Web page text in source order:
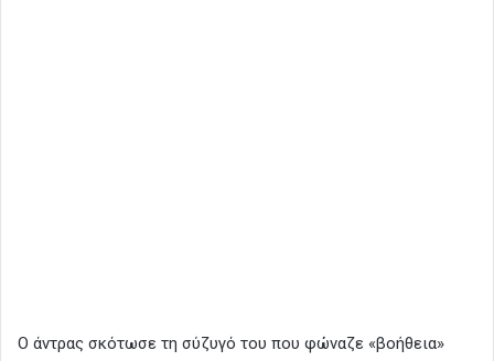
Ο άντρας σκότωσε τη σύζυγό του που φώναζε «βοήθεια»